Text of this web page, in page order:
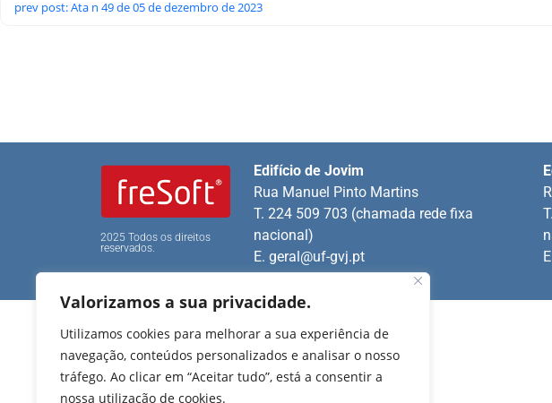
Valorizamos a sua privacidade.
Utilizamos cookies para melhorar a sua experiência de
navegação, conteúdos personalizados e analisar o nosso
tráfego. Ao clicar em “Aceitar tudo”, está a consentir a
nossa utilização de cookies.
prev post: Ata n 49 de 05 de dezembro de 2023
2025 Todos os direitos
reservados.
Edifício de Jovim
Rua Manuel Pinto Martins
T. 224 509 703 (chamada rede fixa
nacional)
E.geral@uf-gvj.pt